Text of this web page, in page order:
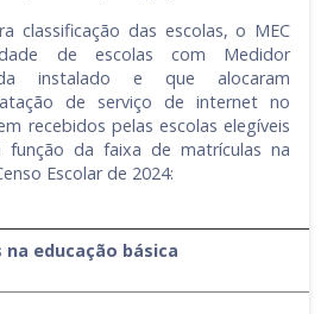
classificação das escolas, o MEC
de escolas com Medidor
instalado e que alocaram
de serviço de internet no
recebidos pelas escolas elegíveis
função da faixa de matrículas na
Escolar de 2024:
educação básica